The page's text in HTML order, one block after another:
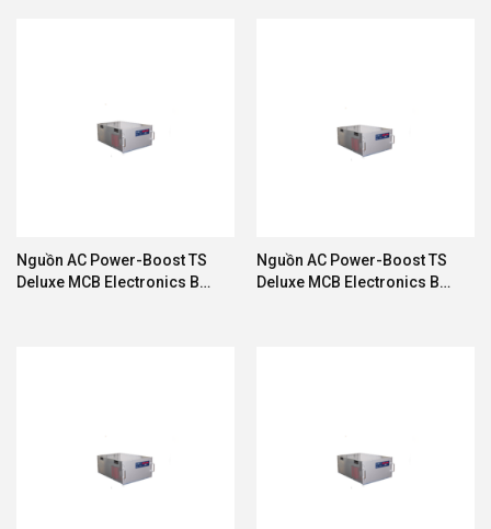
Nguồn AC Power-Boost TS
Deluxe MCB Electronics BD-
Nguồn AC Power-Boost TS
Deluxe MCB Electronics BD-